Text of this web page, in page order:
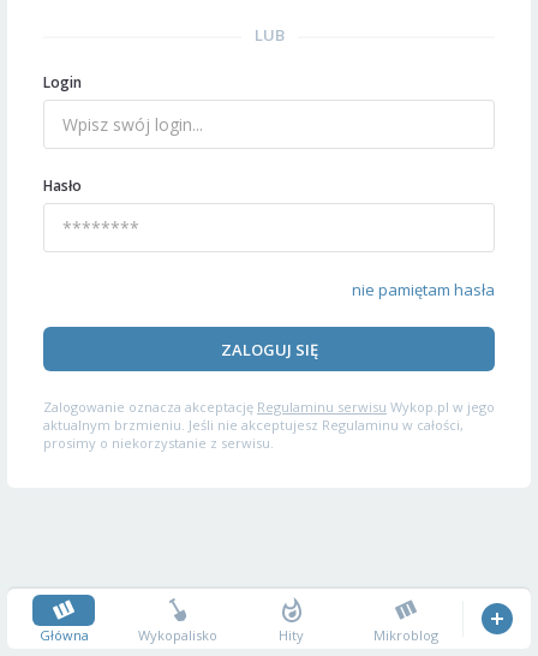
LUB
Login
Hasło
nie pamiętam hasła
ZALOGUJ SIĘ
Zalogowanie oznacza akceptację Regulaminu serwisu Wykop.pl w jego
aktualnym brzmieniu. Jeśli nie akceptujesz Regulaminu w całości,
prosimy o niekorzystanie z serwisu.
Główna Wykopalisko Hity Mikroblog